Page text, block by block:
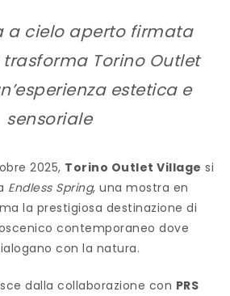
a cielo aperto firmata
Torino Outlet
estetica e
sensoriale
2025, Torino Outlet Village si
Endless Spring, una mostra en
la prestigiosa destinazione di
contemporaneo dove
con la natura.
dalla collaborazione con PRS